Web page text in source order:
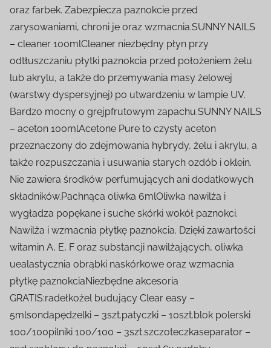
oraz farbek. Zabezpiecza paznokcie przed
zarysowaniami, chroni je oraz wzmacnia.SUNNY NAILS
– cleaner 100mlCleaner niezbędny płyn przy
odtłuszczaniu płytki paznokcia przed położeniem żelu
lub akrylu, a także do przemywania masy żelowej
(warstwy dyspersyjnej) po utwardzeniu w lampie UV.
Bardzo mocny o grejpfrutowym zapachu.SUNNY NAILS
– aceton 100mlAcetone Pure to czysty aceton
przeznaczony do zdejmowania hybrydy, żelu i akrylu, a
także rozpuszczania i usuwania starych ozdób i oklein.
Nie zawiera środków perfumujących ani dodatkowych
składników.Pachnąca oliwka 6mlOliwka nawilża i
wygładza popękane i suche skórki wokół paznokci.
Nawilża i wzmacnia płytkę paznokcia. Dzięki zawartości
witamin A, E, F oraz substancji nawilżających, oliwka
uealastycznia obrąbki naskórkowe oraz wzmacnia
płytkę paznokciaNiezbędne akcesoria
GRATIS:radełkożel budujący Clear easy –
5mlsondapędzelki – 3szt.patyczki – 10szt.blok polerski
100/100pilniki 100/100 – 3szt.szczoteczkaseparator –